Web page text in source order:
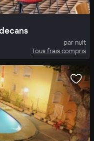
par nuit
Tous frais compris